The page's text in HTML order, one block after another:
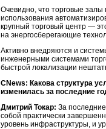
Очевидно, что торговые
использования
крупный торговый центр —
на энергосберегающие
Активно внедряются и
инженерными системами
быстрой локализации
CNews: Какова структура
изменилась за последние
Дмитрий Токар: За
собой практически
уровень инфраструктуры, и